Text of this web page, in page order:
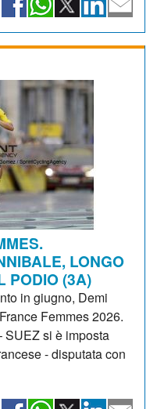
LONGO
PODIO (3A)
in giugno, Demi
Femmes 2026.
SUEZ si è imposta
- disputata con